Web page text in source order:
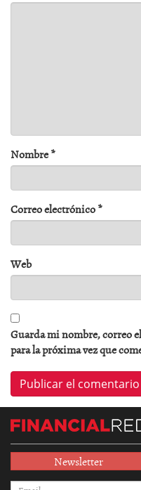
Nombre*
Correo electrónico*
Web
Guarda mi nombre, correo
para la próxima vez que
Newsletter